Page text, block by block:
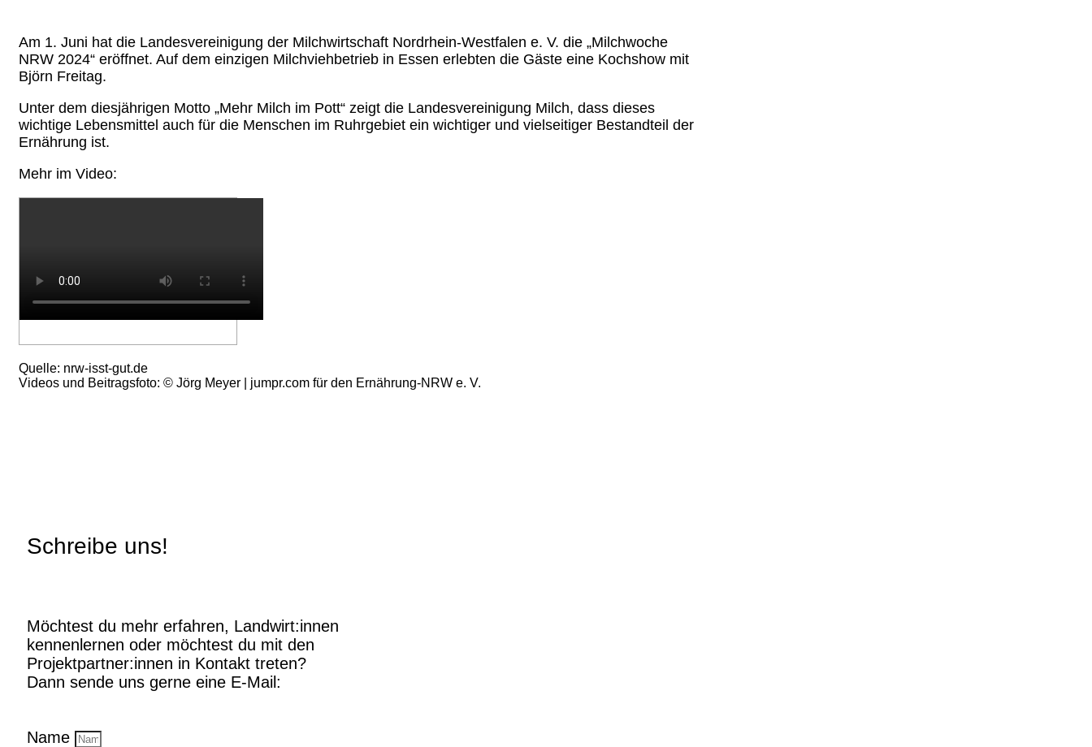
Am 1. Juni hat die Landesvereinigung der Milchwirtschaft Nordrhein-Westfalen e. V. die „Milchwoche
NRW 2024“ eröffnet. Auf dem einzigen Milchviehbetrieb in Essen erlebten die Gäste eine Kochshow mit
Björn Freitag.
Unter dem diesjährigen Motto „Mehr Milch im Pott“ zeigt die Landesvereinigung Milch, dass dieses
wichtige Lebensmittel auch für die Menschen im Ruhrgebiet ein wichtiger und vielseitiger Bestandteil der
Ernährung ist.
Mehr im Video:
Quelle: nrw-isst-gut.de
Videos und Beitragsfoto: © Jörg Meyer | jumpr.com für den Ernährung-NRW e. V.
Schreibe uns!
Möchtest du mehr erfahren, Landwirt:innen
kennenlernen oder möchtest du mit den
Projektpartner:innen in Kontakt treten?
Dann sende uns gerne eine E-Mail:
Name